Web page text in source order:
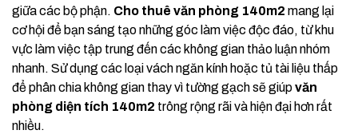
giữa các bộ phận. Cho thuê văn phòng 140m2 mang lại
cơ hội để bạn sáng tạo những góc làm việc độc đáo, từ khu
vực làm việc tập trung đến các không gian thảo luận nhóm
nhanh. Sử dụng các loại vách ngăn kính hoặc tủ tài liệu thấp
để phân chia không gian thay vì tường gạch sẽ giúpvăn
phòng diện tích 140m2 trông rộng rãi và hiện đại hơn rất
nhiều.